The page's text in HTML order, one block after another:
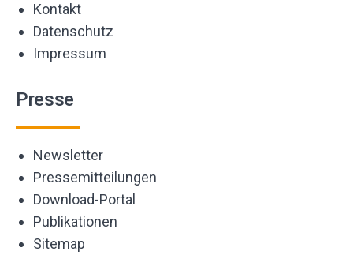
Kontakt
Datenschutz
Impressum
Presse
Newsletter
Pressemitteilungen
Download-Portal
Publikationen
Sitemap